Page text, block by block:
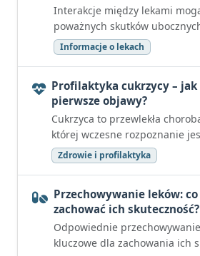
Interakcje między lekami
poważnych skutków
Informacje o lekach
Profilaktyka cukrzycy – jak
pierwsze objawy?
Cukrzyca to przewlekła
której wczesne rozpoznanie
Zdrowie i profilaktyka
Przechowywanie leków:
zachować ich skuteczność?
Odpowiednie
kluczowe dla zachowania ich